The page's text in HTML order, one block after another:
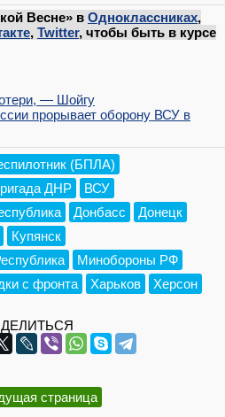
Весне» в Одноклассниках,
, Twitter, чтобы быть в курсе
— Шойгу
прорывает оборону ВСУ в
(БПЛА)
ДНР
ВСУ
Донбасс
Донецк
Купянск
Минобороны РФ
с фронта Харьков Херсон
страница